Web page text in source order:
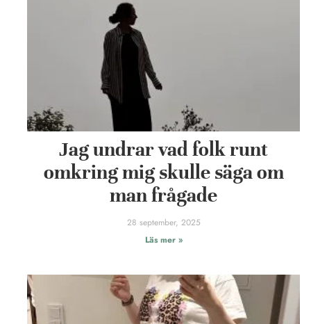
Jag undrar vad folk runt
omkring mig skulle säga om
man frågade
28 september, 2025
Läs mer »